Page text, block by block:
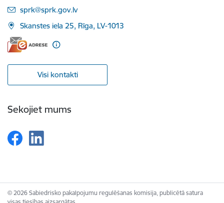
E-pasts:
sprk@sprk.gov.lv
Skanstes iela 25, Rīga, LV-1013
Visi kontakti
Sekojiet mums
© 2026 Sabiedrisko pakalpojumu regulēšanas komisija, publicētā satura